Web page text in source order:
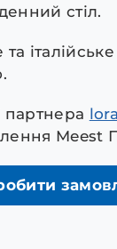
стіл.
та
партнера